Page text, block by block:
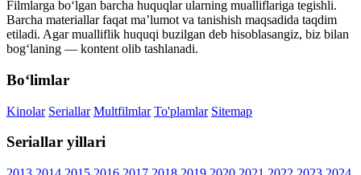
Filmlarga bo‘lgan barcha huquqlar ularning mualliflariga tegishli.
Barcha materiallar faqat ma’lumot va tanishish maqsadida taqdim
etiladi. Agar mualliflik huquqi buzilgan deb hisoblasangiz, biz bilan
bog‘laning — kontent olib tashlanadi.
Bo‘limlar
Kinolar Seriallar Multfilmlar To'plamlar Sitemap
Seriallar yillari